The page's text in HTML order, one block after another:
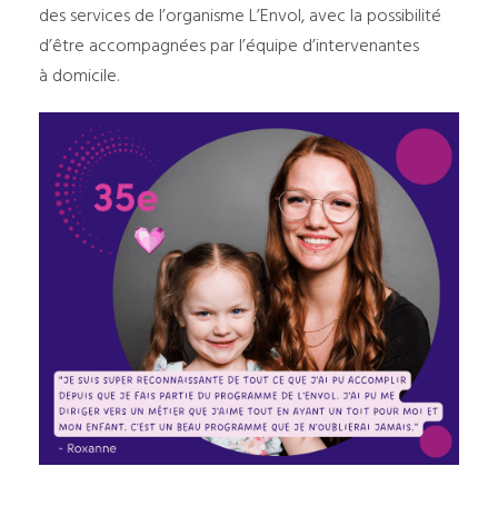
des services de l’organisme L’Envol, avec la possibilité
d’être accompagnées par l’équipe d’intervenantes
à domicile.